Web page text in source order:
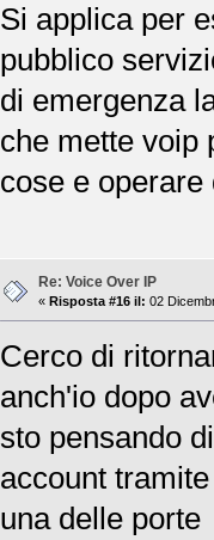
Si applica per
pubblico
di emergenza
che mette voip
cose e
Re: Voice Over IP
« Risposta #16 il: 02
Cerco di
anch'io dopo
sto pensando
account
una delle